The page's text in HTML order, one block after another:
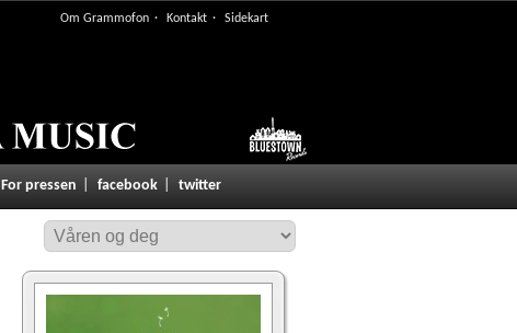
Om Grammofon Kontakt Sidekart
For pressen facebook twitter